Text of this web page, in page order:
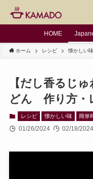
HOME
ホーム レシピ 懐かしい味
【だし香るじ
どん 作り方・
レシピ 懐かしい味 簡単
01/26/2024 02/18/2024